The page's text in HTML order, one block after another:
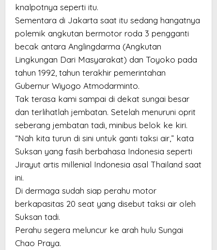
knalpotnya seperti itu.
Sementara di Jakarta saat itu sedang hangatnya
polemik angkutan bermotor roda 3 pengganti
becak antara Anglingdarma (Angkutan
Lingkungan Dari Masyarakat) dan Toyoko pada
tahun 1992, tahun terakhir pemerintahan
Gubernur Wiyogo Atmodarminto.
Tak terasa kami sampai di dekat sungai besar
dan terlihatlah jembatan. Setelah menuruni oprit
seberang jembatan tadi, minibus belok ke kiri.
“Nah kita turun di sini untuk ganti taksi air,” kata
Suksan yang fasih berbahasa Indonesia seperti
Jirayut artis millenial Indonesia asal Thailand saat
ini.
Di dermaga sudah siap perahu motor
berkapasitas 20 seat yang disebut taksi air oleh
Suksan tadi.
Perahu segera meluncur ke arah hulu Sungai
Chao Praya.